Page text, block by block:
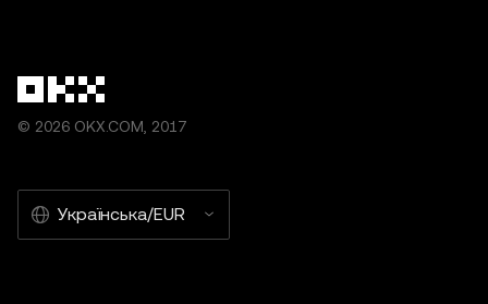
© 2026 OKX.COM, 2017
Українська/EUR